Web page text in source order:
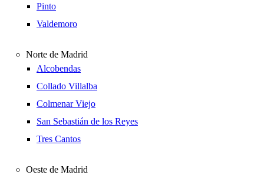
Pinto
Valdemoro
Norte de Madrid
Alcobendas
Collado Villalba
Colmenar Viejo
San Sebastián de los Reyes
Tres Cantos
Oeste de Madrid